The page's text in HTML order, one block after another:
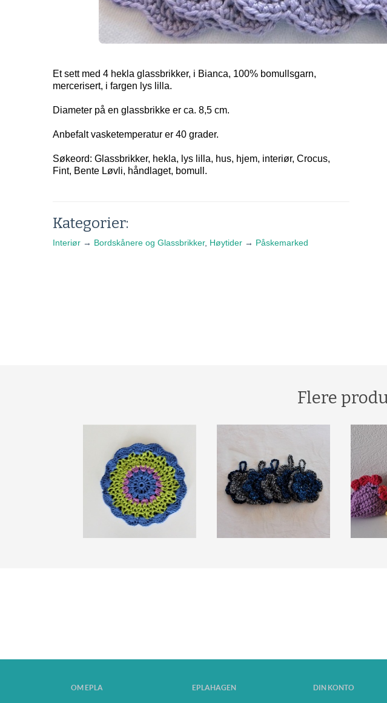
Et sett med 4 hekla glassbrikker, i Bianca, 100% bomullsgarn,
mercerisert, i fargen lys lilla.
Diameter på en glassbrikke er ca. 8,5 cm.
Anbefalt vasketemperatur er 40 grader.
Søkeord: Glassbrikker, hekla, lys lilla, hus, hjem, interiør, Crocus,
Fint, Bente Løvli, håndlaget, bomull.
Kategorier:
Interiør → Bordskånere og Glassbrikker, Høytider → Påskemarked
Flere
OM EPLA EPLAHAGEN DIN KONTO